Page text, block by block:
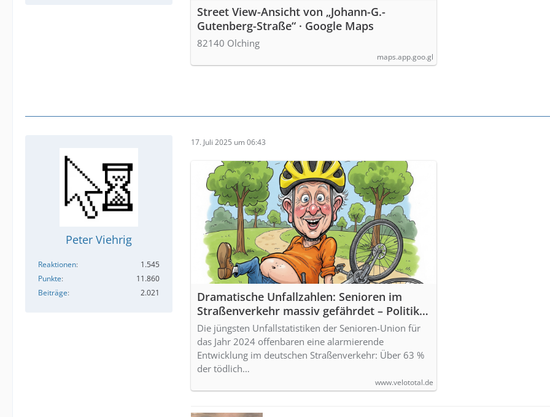
Street View-Ansicht von „Johann-G.-
Gutenberg-Straße“ · Google Maps
82140 Olching
maps.app.goo.gl
Peter Viehrig
Reaktionen
1.545
Punkte
11.860
Beiträge
2.021
17. Juli 2025 um 06:43
Dramatische Unfallzahlen: Senioren im
Straßenverkehr massiv gefährdet – Politik,
Planung und Technik sind gefordert
Die jüngsten Unfallstatistiken der Senioren-Union für
das Jahr 2024 offenbaren eine alarmierende
Entwicklung im deutschen Straßenverkehr: Über 63 %
der tödlich…
www.velototal.de